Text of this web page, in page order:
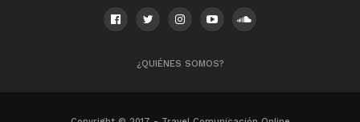
¿QUIÉNES SOMOS?